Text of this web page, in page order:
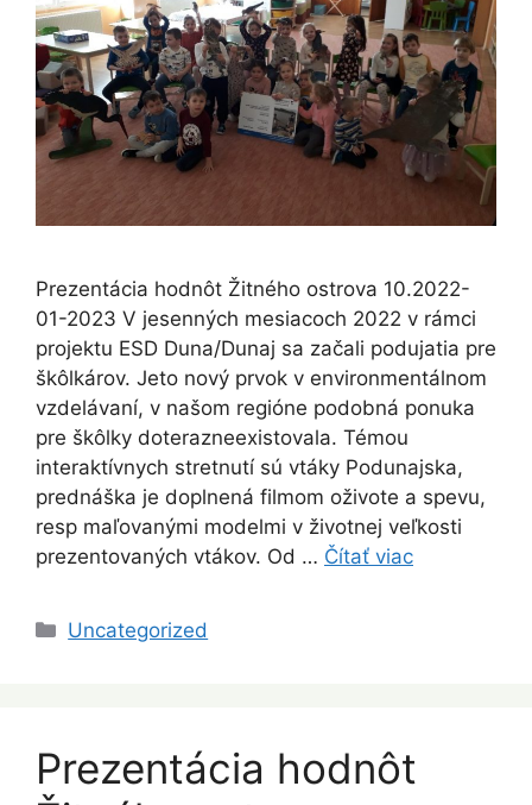
Prezentácia hodnôt Žitného ostrova 10.2022-
01-2023 V jesenných mesiacoch 2022 v rámci
projektu ESD Duna/Dunaj sa začali podujatia pre
škôlkárov. Jeto nový prvok v environmentálnom
vzdelávaní, v našom regióne podobná ponuka
pre škôlky doterazneexistovala. Témou
interaktívnych stretnutí sú vtáky Podunajska,
prednáška je doplnená filmom oživote a spevu,
resp maľovanými modelmi v životnej veľkosti
prezentovaných vtákov. Od … Čítať viac
Kategórie
Uncategorized
Prezentácia hodnôt